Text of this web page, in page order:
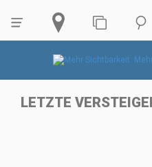
LETZTE